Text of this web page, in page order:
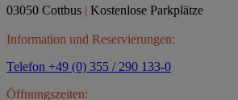
03050 Cottbus | Kostenlose Parkplätze
Information und Reservierungen:
Telefon +49 (0) 355 / 290 133-0
Öffnungszeiten: